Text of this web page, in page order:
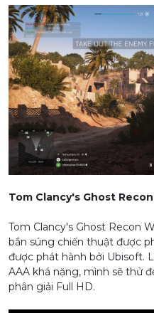
Tom Clancy's Ghost
Tom Clancy's Ghost Recon
bắn súng chiến thuật được
được phát hành bởi Ubisoft.
AAA khá nặng, mình sẽ thử
phân giải Full HD.